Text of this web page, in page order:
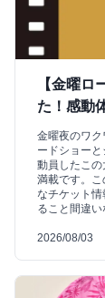
【金曜ロ
た！感動
金曜夜のワ
ードショー
動員したこ
満載です。
なチケット情
ること間違
2026/08/03